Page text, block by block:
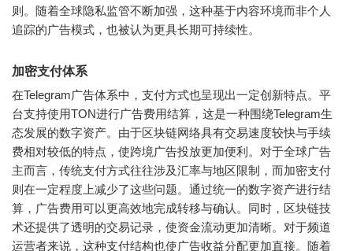
则。随着全球隐私监管不断加强，这种基于内容环境而非个人
追踪的广告模式，也被认为更具长期可持续性。
加密支付体系
在Telegram广告体系中，支付方式也呈现出一定创新特点。平
台支持使用TON进行广告费用结算，这是一种围绕Telegram生
态发展的数字资产。由于区块链网络具有交易速度较快与手续
费相对较低的特点，使跨境广告投放更加便利。对于全球广告
主而言，传统支付方式往往涉及汇率与地区限制，而加密支付
则在一定程度上减少了这些问题。通过统一的数字资产进行结
算，广告费用可以更高效地完成转移与确认。同时，区块链技
术还提供了透明的交易记录，使资金流动更加清晰。对于频道
运营者来说，这种支付结构也使广告收益分配更加直接。随着